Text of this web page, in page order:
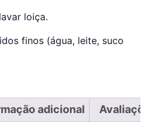
loiça.
finos (água, leite, suco
adicional